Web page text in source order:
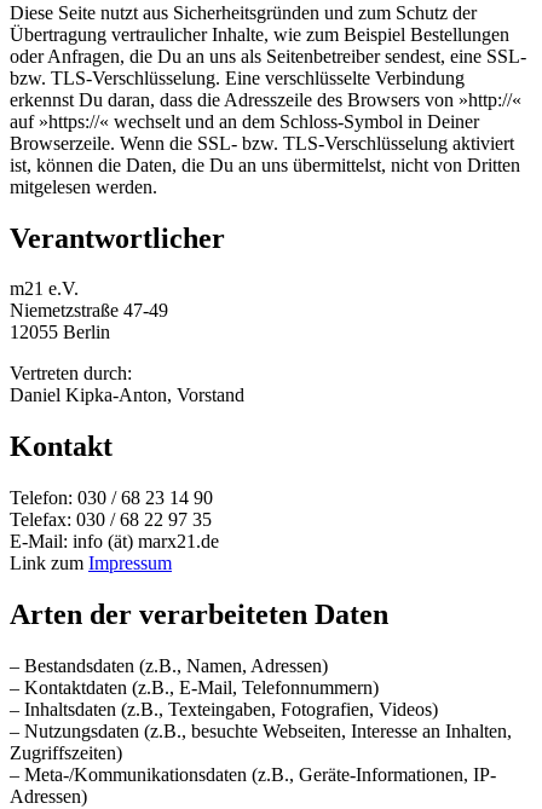
Diese Seite nutzt aus Sicherheitsgründen und zum Schutz der
Übertragung vertraulicher Inhalte, wie zum Beispiel Bestellungen
oder Anfragen, die Du an uns als Seitenbetreiber sendest, eine SSL-
bzw. TLS-Verschlüsselung. Eine verschlüsselte Verbindung
erkennst Du daran, dass die Adresszeile des Browsers von »http://«
auf »https://« wechselt und an dem Schloss-Symbol in Deiner
Browserzeile. Wenn die SSL- bzw. TLS-Verschlüsselung aktiviert
ist, können die Daten, die Du an uns übermittelst, nicht von Dritten
mitgelesen werden.
Verantwortlicher
m21 e.V.
Niemetzstraße 47-49
12055 Berlin
Vertreten durch:
Daniel Kipka-Anton, Vorstand
Kontakt
Telefon: 030 / 68 23 14 90
Telefax: 030 / 68 22 97 35
E-Mail: info (ät) marx21.de
Link zum Impressum
Arten der verarbeiteten Daten
– Bestandsdaten (z.B., Namen, Adressen)
– Kontaktdaten (z.B., E-Mail, Telefonnummern)
– Inhaltsdaten (z.B., Texteingaben, Fotografien, Videos)
– Nutzungsdaten (z.B., besuchte Webseiten, Interesse an Inhalten,
Zugriffszeiten)
– Meta-/Kommunikationsdaten (z.B., Geräte-Informationen, IP-
Adressen)